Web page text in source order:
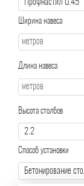
Ширина навеса
Длина навеса
Высота столбов
Способ установки